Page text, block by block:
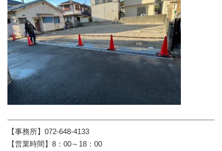
【事務所】072-648-4133
【営業時間】8：00～18：00